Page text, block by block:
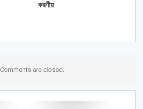
করণীয়
Comments are closed.